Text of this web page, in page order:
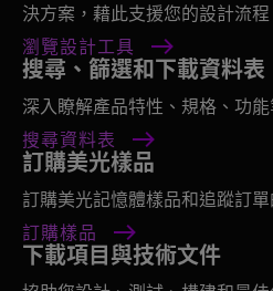
決方案，藉此支援您的設計流程
瀏覽設計工具
搜尋、篩選和下載資料表
深入瞭解產品特性、規格、功能
搜尋資料表
訂購美光樣品
訂購美光記憶體樣品和追蹤訂單
訂購樣品
下載項目與技術文件